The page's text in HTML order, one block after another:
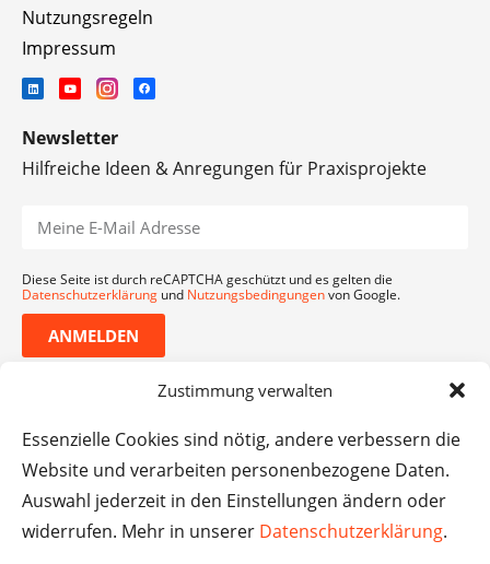
Zustimmung verwalten
Essenzielle Cookies sind nötig, andere verbessern die
Website und verarbeiten personenbezogene Daten.
Auswahl jederzeit in den Einstellungen ändern oder
widerrufen. Mehr in unserer Datenschutzerklärung.
Nutzungsregeln
Impressum
Newsletter
Hilfreiche Ideen & Anregungen für Praxisprojekte
Diese Seite ist durch reCAPTCHA geschützt und es gelten die
Datenschutzerklärung und Nutzungsbedingungenvon Google.
ANMELDEN